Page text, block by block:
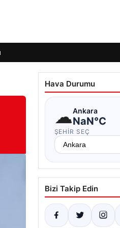
Hava Durumu
☁Ankara
NaN°C
ŞEHIR SEÇ
Bizi Takip Edin